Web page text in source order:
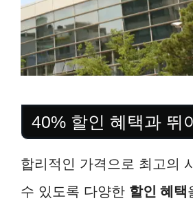
40% 할인 혜택과 뛰
합리적인 가격으로 최고의
수 있도록 다양한 할인 혜택